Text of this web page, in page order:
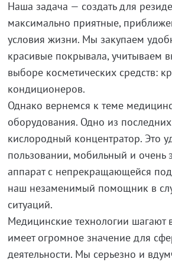
Наша задача — создать для
максимально приятные,
условия жизни. Мы закупаем
красивые покрывала, учитываем
выборе косметических средств:
кондиционеров.
Однако вернемся к теме
оборудования. Одно из
кислородный концентратор. Это
пользовании, мобильный и очень
аппарат с непрекращающейся
наш незаменимый помощник в
ситуаций.
Медицинские технологии шагают
имеет огромное значение для
деятельности. Мы серьезно и